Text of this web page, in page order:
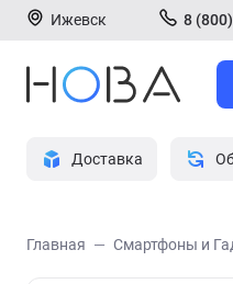
Ижевск 8
Доставка
Главная Смартфоны и